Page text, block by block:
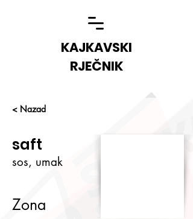
KAJKAVSKI
RJEČNIK
< Nazad
saft
sos, umak
Zona